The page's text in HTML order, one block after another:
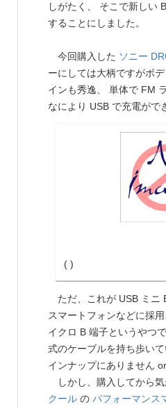
しがたく、 そこで新しい
することにしました。
今回購入した ソニー
ーにしては大柄ですがボ
インも秀逸、 単体で FM
なにより USB で充電がで
( )
ただ、これが USB ミニ
スマートフォンなどに採
イクロ B 端子というやつ
式のケーブルを持ち歩い
インナップにありません
しかし、購入してから気
クール の パフォーマンス